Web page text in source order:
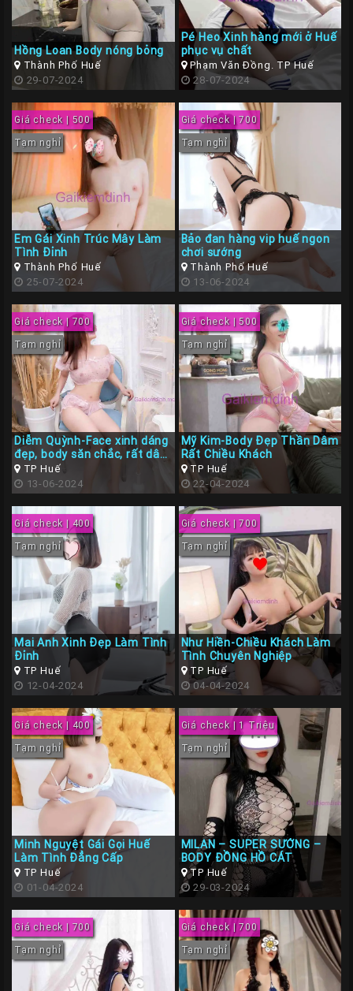
Hồng Loan Body nóng bỏng
Thành Phố Huế
29-07-2024
Pé Heo Xinh hàng mới ở Huế
phục vụ chất
Phạm Văn Đồng. TP Huế
28-07-2024
Giá check | 500
Tạm nghỉ
Em Gái Xinh Trúc Mây Làm
Tình Đỉnh
Thành Phố Huế
25-07-2024
Giá check | 700
Tạm nghỉ
Bảo đan hàng vip huế ngon
chơi sướng
Thành Phố Huế
13-06-2024
Giá check | 700
Tạm nghỉ
Diễm Quỳnh-Face xinh dáng
đẹp, body săn chắc, rất dâm
và chiều khách
TP Huế
13-06-2024
Giá check | 500
Tạm nghỉ
Mỹ Kim-Body Đẹp Thần Dâm
Rất Chiều Khách
TP Huế
22-04-2024
Giá check | 400
Tạm nghỉ
Mai Anh Xinh Đẹp Làm Tình
Đỉnh
TP Huế
12-04-2024
Giá check | 700
Tạm nghỉ
Như Hiền-Chiều Khách Làm
Tình Chuyên Nghiệp
TP Huế
04-04-2024
Giá check | 400
Tạm nghỉ
Minh Nguyệt Gái Gọi Huế
Làm Tình Đẳng Cấp
TP Huế
01-04-2024
Giá check | 1 Triệu
Tạm nghỉ
MILAN – SUPER SƯỚNG –
BODY ĐỒNG HỒ CÁT
TP Huế
29-03-2024
Giá check | 700
Tạm nghỉ
Giá check | 700
Tạm nghỉ